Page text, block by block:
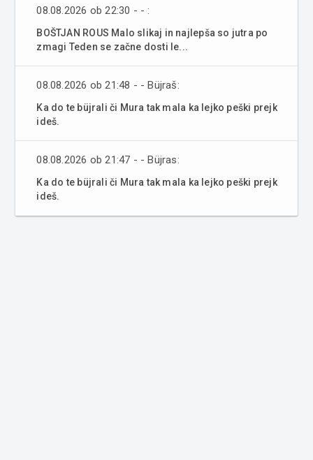
08.08.2026 ob 22:30 - - :
BOŠTJAN ROUS Malo slikaj in najlepša so jutra po
zmagi Teden se začne dosti le...
08.08.2026 ob 21:48 - - Büjraš:
Ka do te büjrali či Mura tak mala ka lejko peški prejk
ideš.
08.08.2026 ob 21:47 - - Büjras:
Ka do te büjrali či Mura tak mala ka lejko peški prejk
ideš.